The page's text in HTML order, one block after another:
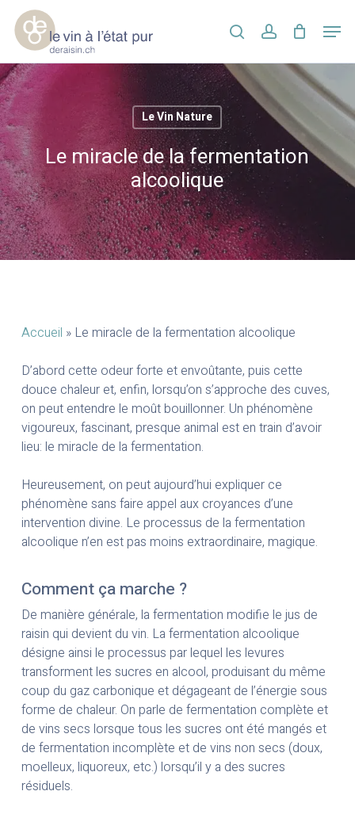
Skip
main
content
searchaccount
Le Vin Nature
Le miracle de la fermentation
alcoolique
Accueil » Le miracle de la fermentation alcoolique
D’abord cette odeur forte et envoûtante, puis cette
douce chaleur et, enfin, lorsqu’on s’approche des cuves,
on peut entendre le moût bouillonner. Un phénomène
vigoureux, fascinant, presque animal est en train d’avoir
lieu: le miracle de la fermentation.
Heureusement, on peut aujourd’hui expliquer ce
phénomène sans faire appel aux croyances d’une
intervention divine. Le processus de la fermentation
alcoolique n’en est pas moins extraordinaire, magique.
Comment ça marche ?
De manière générale, la fermentation modifie le jus de
raisin qui devient du vin. La fermentation alcoolique
désigne ainsi le processus par lequel les levures
transforment les sucres en alcool, produisant du même
coup du gaz carbonique et dégageant de l’énergie sous
forme de chaleur. On parle de fermentation complète et
de vins secs lorsque tous les sucres ont été mangés et
de fermentation incomplète et de vins non secs (doux,
moelleux, liquoreux, etc.) lorsqu’il y a des sucres
résiduels.
Menu